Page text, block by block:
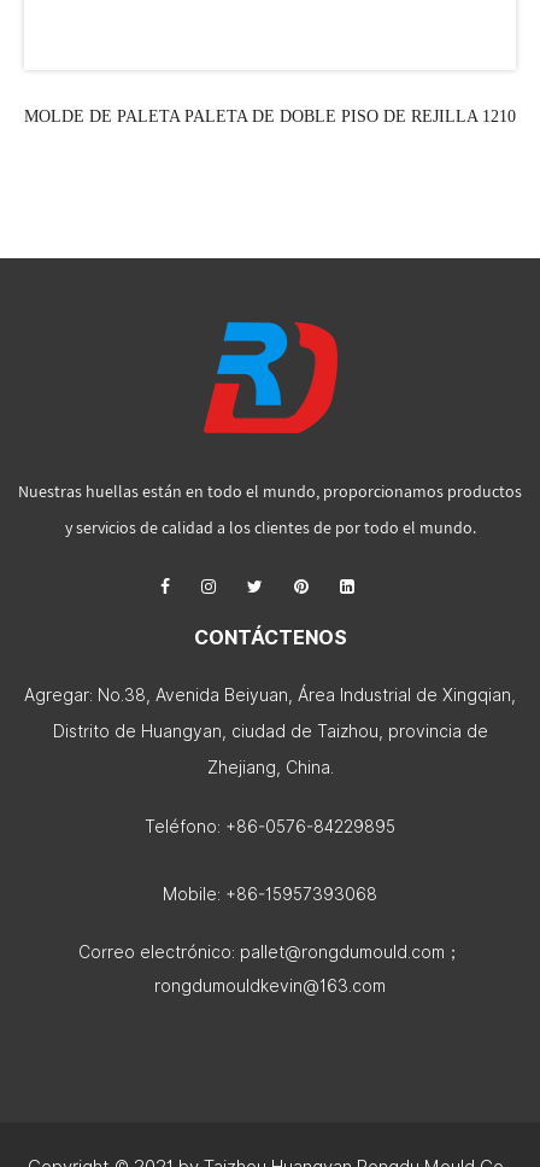
MOLDE DE PALETA PALETA DE DOBLE PISO DE REJILLA 1210
Nuestras huellas están en todo el mundo, proporcionamos productos
y servicios de calidad a los clientes de por todo el mundo.
CONTÁCTENOS
Agregar: No.38, Avenida Beiyuan, Área Industrial de Xingqian,
Distrito de Huangyan, ciudad de Taizhou, provincia de
Zhejiang, China.
Teléfono: +86-0576-84229895
Mobile: +86-15957393068
Correo electrónico: pallet@rongdumould.com ；
rongdumouldkevin@163.com